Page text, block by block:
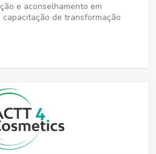
e aconselhamento em
de transformação